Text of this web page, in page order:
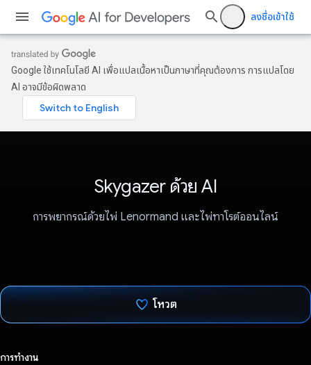
ลงชื่อเข้าใช้
Google ใช้เทคโนโลยี AI เพื่อแปลเนื้อหาเป็นภาษาที่คุณต้องการ การแปลโดย
AI อาจมีข้อผิดพลาด
Skygazer ด้วย AI
การพยากรณ์ด้วยไพ่ Lenormand และไพ่ทาโรต์ออนไลน์
โหวต
การทำงาน